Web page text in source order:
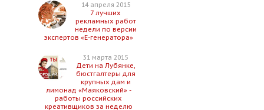
14 апреля 2015
7 лучших
рекламных работ
недели по версии
экспертов «Е-генератора»
31 марта 2015
Дети на Лубянке,
бюстгалтеры для
крупных дам и
лимонад «Маяковский» -
работы российских
креативщиков за неделю